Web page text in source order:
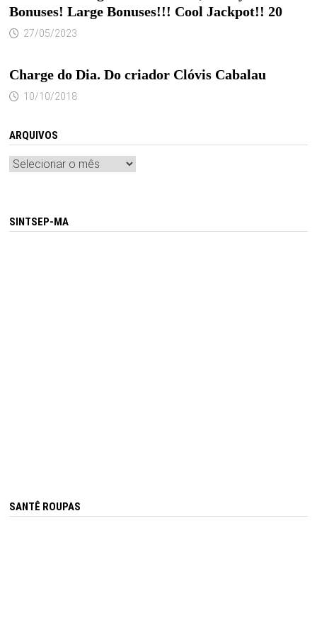
Bonuses! Large Bonuses!!! Cool Jackpot!! 20
27/05/2023
Charge do Dia. Do criador Clóvis Cabalau
10/10/2018
ARQUIVOS
Arquivos
SINTSEP-MA
SANTÊ ROUPAS